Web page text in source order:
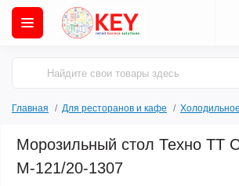
Главная Для ресторанов и кафе
Морозильный стол Техно ТТ
М-121/20-1307